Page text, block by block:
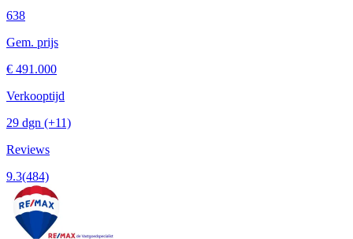
638
Gem. prijs
€ 491.000
Verkooptijd
29 dgn (+11)
Reviews
9.3(484)